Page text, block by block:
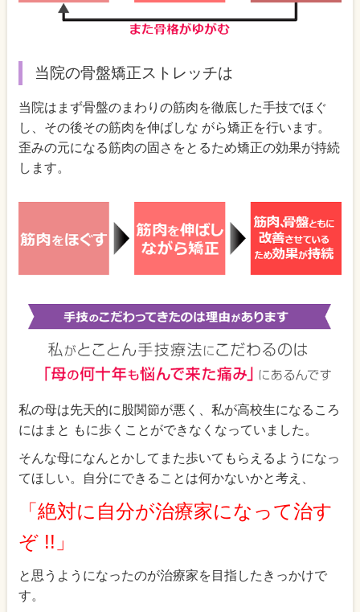
当院の骨盤矯正ストレッチは
当院はまず骨盤のまわりの筋肉を徹底した手技でほぐ
し、その後その筋肉を伸ばしな がら矯正を行います。
歪みの元になる筋肉の固さをとるため矯正の効果が持続
します。
私の母は先天的に股関節が悪く、私が高校生になるころ
にはまと もに歩くことができなくなっていました。
そんな母になんとかしてまた歩いてもらえるようになっ
てほしい。自分にできることは何かないかと考え、
「絶対に自分が治療家になって治す
ぞ !!」
と思うようになったのが治療家を目指したきっかけで
す。